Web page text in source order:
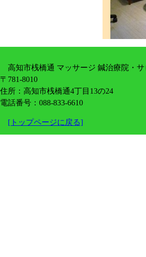
高知市桟橋通 マッサージ 鍼治療院・
〒781-8010
住所：高知市桟橋通4丁目13の24
電話番号：088-833-6610
[トップページに戻る]